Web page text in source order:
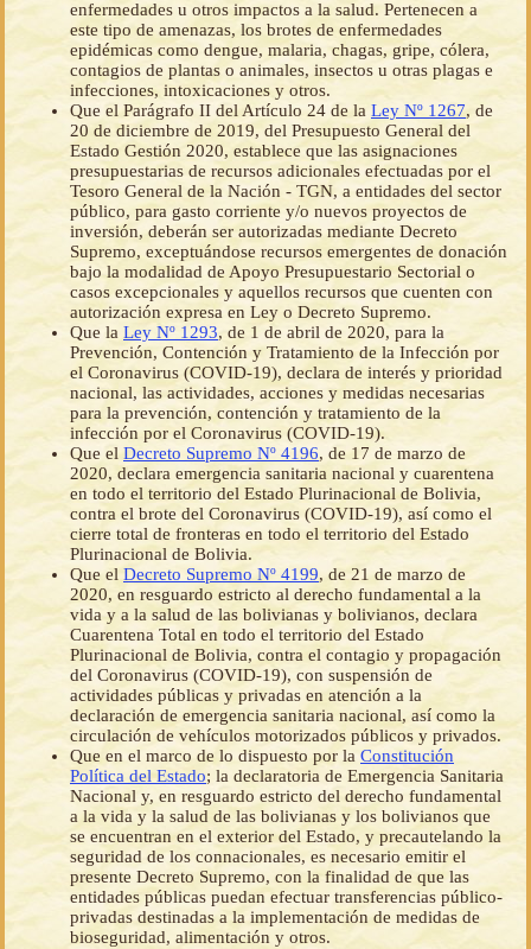
enfermedades u otros impactos a la salud. Pertenecen a
este tipo de amenazas, los brotes de enfermedades
epidémicas como dengue, malaria, chagas, gripe, cólera,
contagios de plantas o animales, insectos u otras plagas e
infecciones, intoxicaciones y otros.
Que el Parágrafo II del Artículo 24 de la Ley Nº 1267, de
20 de diciembre de 2019, del Presupuesto General del
Estado Gestión 2020, establece que las asignaciones
presupuestarias de recursos adicionales efectuadas por el
Tesoro General de la Nación - TGN, a entidades del sector
público, para gasto corriente y/o nuevos proyectos de
inversión, deberán ser autorizadas mediante Decreto
Supremo, exceptuándose recursos emergentes de donación
bajo la modalidad de Apoyo Presupuestario Sectorial o
casos excepcionales y aquellos recursos que cuenten con
autorización expresa en Ley o Decreto Supremo.
Que la Ley Nº 1293, de 1 de abril de 2020, para la
Prevención, Contención y Tratamiento de la Infección por
el Coronavirus (COVID-19), declara de interés y prioridad
nacional, las actividades, acciones y medidas necesarias
para la prevención, contención y tratamiento de la
infección por el Coronavirus (COVID-19).
Que el Decreto Supremo Nº 4196, de 17 de marzo de
2020, declara emergencia sanitaria nacional y cuarentena
en todo el territorio del Estado Plurinacional de Bolivia,
contra el brote del Coronavirus (COVID-19), así como el
cierre total de fronteras en todo el territorio del Estado
Plurinacional de Bolivia.
Que el Decreto Supremo Nº 4199, de 21 de marzo de
2020, en resguardo estricto al derecho fundamental a la
vida y a la salud de las bolivianas y bolivianos, declara
Cuarentena Total en todo el territorio del Estado
Plurinacional de Bolivia, contra el contagio y propagación
del Coronavirus (COVID-19), con suspensión de
actividades públicas y privadas en atención a la
declaración de emergencia sanitaria nacional, así como la
circulación de vehículos motorizados públicos y privados.
Que en el marco de lo dispuesto por la Constitución
Política del Estado; la declaratoria de Emergencia Sanitaria
Nacional y, en resguardo estricto del derecho fundamental
a la vida y la salud de las bolivianas y los bolivianos que
se encuentran en el exterior del Estado, y precautelando la
seguridad de los connacionales, es necesario emitir el
presente Decreto Supremo, con la finalidad de que las
entidades públicas puedan efectuar transferencias público-
privadas destinadas a la implementación de medidas de
bioseguridad, alimentación y otros.